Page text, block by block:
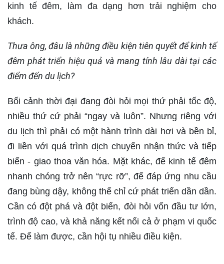
kinh tế đêm, làm đa dạng hơn trải nghiệm cho
khách.
Thưa ông, đâu là những điều kiện tiên quyết để kinh tế
đêm phát triển hiệu quả và mang tính lâu dài tại các
điểm đến du lịch?
Bối cảnh thời đại đang đòi hỏi mọi thứ phải tốc độ,
nhiều thứ cứ phải “ngay và luôn”. Nhưng riêng với
du lịch thì phải có một hành trình dài hơi và bền bỉ,
đi liền với quá trình dịch chuyển nhận thức và tiếp
biến - giao thoa văn hóa. Mặt khác, để kinh tế đêm
nhanh chóng trở nên “rực rỡ”, để đáp ứng nhu cầu
đang bùng dậy, không thể chỉ cứ phát triển dần dần.
Cần có đột phá và đột biến, đòi hỏi vốn đầu tư lớn,
trình độ cao, và khả năng kết nối cả ở phạm vi quốc
tế. Để làm được, cần hội tụ nhiều điều kiện.